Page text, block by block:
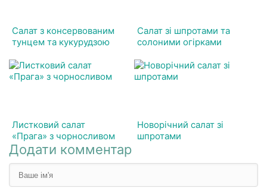
Салат з консервованим
тунцем та кукурудзою
Салат зі шпротами та
солоними огірками
Листковий салат
«Прага» з чорносливом
Новорічний салат зі
шпротами
Додати комментар